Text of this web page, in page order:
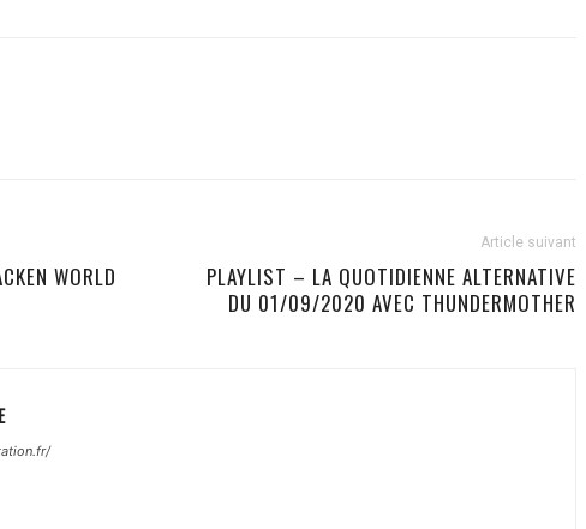
WORLD
Article suivant
PLAYLIST – LA QUOTIDIENNE ALTERNATIVE
DU 01/09/2020 AVEC THUNDERMOTHER